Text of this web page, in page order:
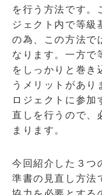
を行う方法です。
ジェクト内で等級
の為、この方法で
なります。一方で
をしっかりと巻き
うメリットがあり
ロジェクトに参加
直しを行うので、
まります。
今回紹介した３つ
準書の見直し方法